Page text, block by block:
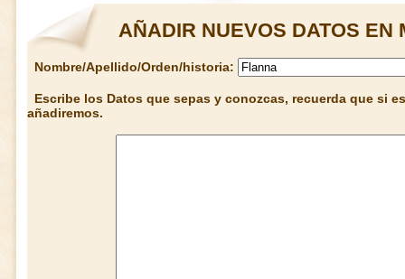
AÑADIR NUEVOS DATOS EN
Nombre/Apellido/Orden/historia:
Escribe los Datos que sepas y conozcas, recuerda que si
añadiremos.